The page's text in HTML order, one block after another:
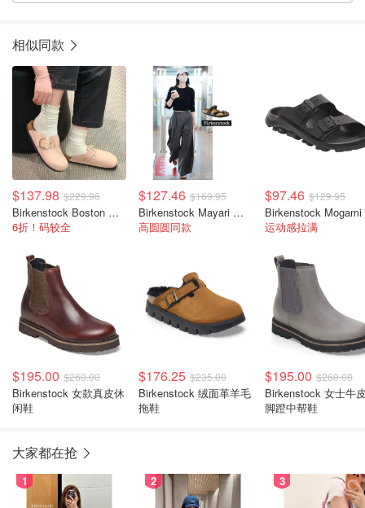
相似同款
$137.98 $229.96
Birkenstock Boston 女款大扣带拖鞋
6折！码较全
$127.46 $169.95
Birkenstock Mayari 女款油蜡皮凉鞋
高圆圆同款
$97.46 $129.95
运动感拉满
$195.00 $260.00
Birkenstock 女款真皮休
闲鞋
$176.25 $235.00
Birkenstock 绒面革羊毛
拖鞋
$195.00 $260.00
Birkenstock 女士牛皮一
脚蹬中帮鞋
大家都在抢
1 2 3